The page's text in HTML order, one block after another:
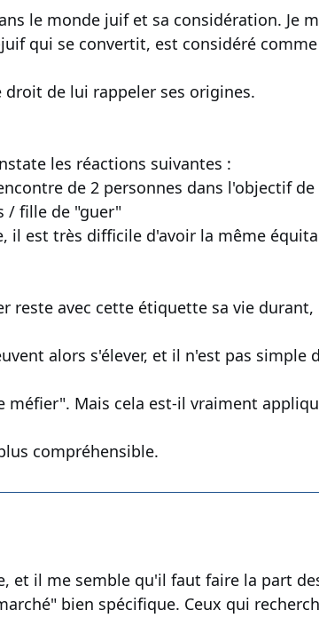
le monde juif et sa considération. Je
qui se convertit, est considéré
de lui rappeler ses origines.
les réactions suivantes :
de 2 personnes dans l'objectif
/ fille de "guer"
il est très difficile d'avoir la même
reste avec cette étiquette sa vie
alors s'élever, et il n'est pas simple
méfier". Mais cela est-il vraiment
compréhensible.
et il me semble qu'il faut faire la part
bien spécifique. Ceux qui